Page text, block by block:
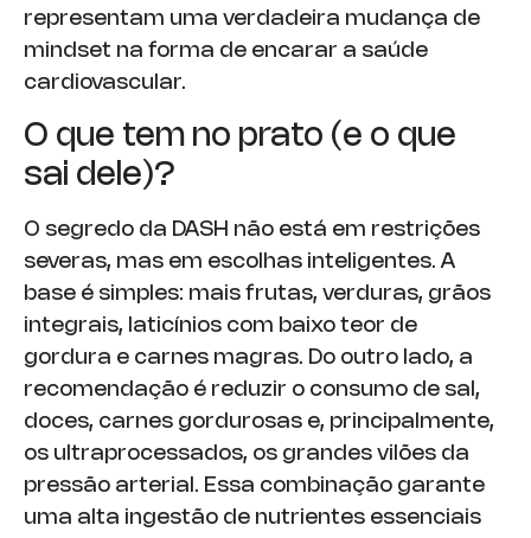
representam uma verdadeira mudança de
mindset na forma de encarar a saúde
cardiovascular.
O que tem no prato (e o que
sai dele)?
O segredo da DASH não está em restrições
severas, mas em escolhas inteligentes. A
base é simples: mais frutas, verduras, grãos
integrais, laticínios com baixo teor de
gordura e carnes magras. Do outro lado, a
recomendação é reduzir o consumo de sal,
doces, carnes gordurosas e, principalmente,
os ultraprocessados, os grandes vilões da
pressão arterial. Essa combinação garante
uma alta ingestão de nutrientes essenciais